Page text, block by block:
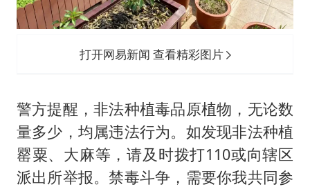
打开网易新闻 查看精彩图片
警方提醒，非法种植毒品原植物，无论数
量多少，均属违法行为。如发现非法种植
罂粟、大麻等，请及时拨打110或向辖区
派出所举报。禁毒斗争，需要你我共同参